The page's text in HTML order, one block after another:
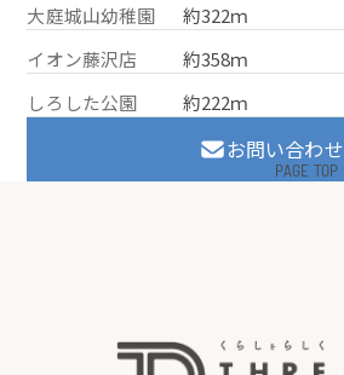
大庭城山幼稚園
約322ｍ
イオン藤沢店
約358ｍ
しろした公園
約222ｍ
お問い合わせ
PAGE TOP